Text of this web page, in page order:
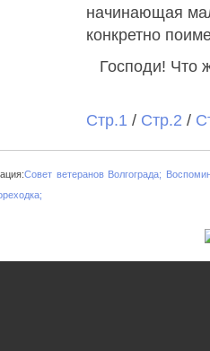
начинающая
конкретно
Господи! Что
Стр.1 / Стр.2 /
Совет ветеранов Волгограда;